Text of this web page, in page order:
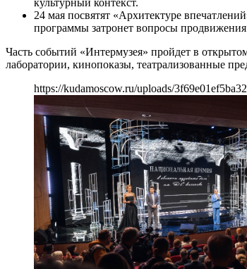
культурный контекст.
24 мая посвятят «Архитектуре
программы затронет вопросы
Часть событий «Интермузея» пройдет в
лаборатории, кинопоказы, театрализованные
https://kudamoscow.ru/uploads/